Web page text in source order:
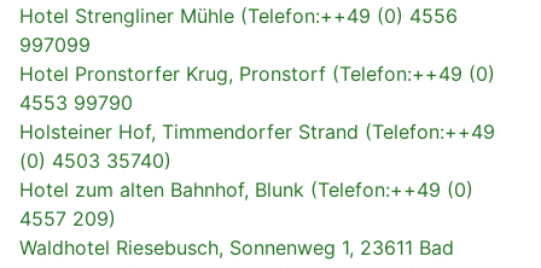
Hotel Strengliner Mühle (Telefon:++49 (0) 4556
997099
Hotel Pronstorfer Krug, Pronstorf (Telefon:++49 (0)
4553 99790
Holsteiner Hof, Timmendorfer Strand (Telefon:++49
(0) 4503 35740)
Hotel zum alten Bahnhof, Blunk (Telefon:++49 (0)
4557 209)
Waldhotel Riesebusch, Sonnenweg 1, 23611 Bad